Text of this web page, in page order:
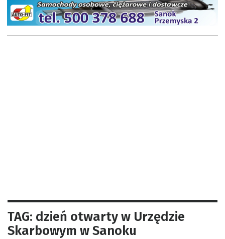
TAG: dzień otwarty w Urzędzie
Skarbowym w Sanoku